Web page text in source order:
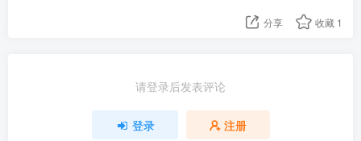
分享 收藏 1
请登录后发表评论
登录 注册